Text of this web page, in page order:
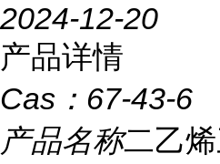
2024-12-20
产品详情
Cas： 67-43-6
产品名称二乙